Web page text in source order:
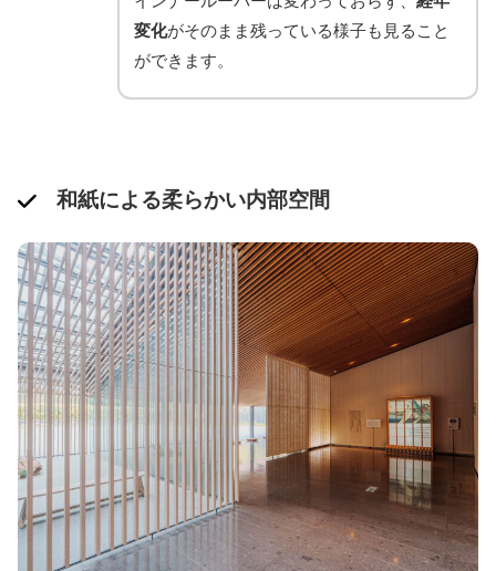
変化がそのまま残っている様子も見ること
ができます。
和紙による柔らかい内部空間